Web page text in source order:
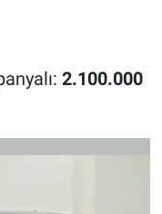
2.100.000